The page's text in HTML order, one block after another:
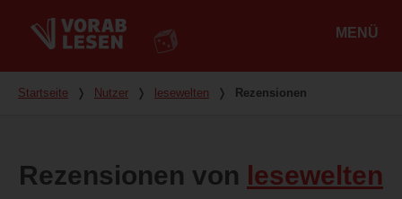
MENÜ
Du bist hier
Startseite ❭ Nutzer ❭ lesewelten ❭ Rezensionen
Rezensionen von lesewelten